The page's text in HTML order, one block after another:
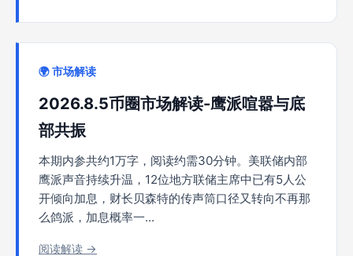
🌍 市场解读
2026.8.5币圈市场解读-鹰派喧嚣与底
部共振
本期内参共约1万字，阅读约需30分钟。美联储内部
鹰派声音持续升温，12位地方联储主席中已有5人公
开倾向加息，财长贝森特的传声筒口径又转向不再那
么鸽派，加息概率一...
阅读解读 →